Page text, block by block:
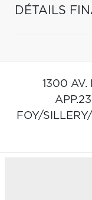
DÉTAILS
1300 AV.
FOY/